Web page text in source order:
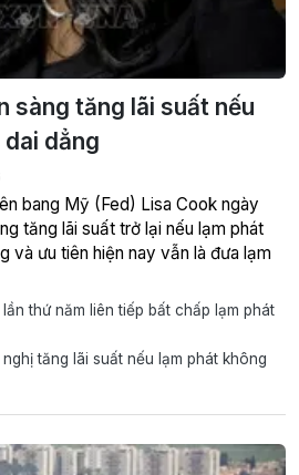
sàng tăng lãi suất nếu
dẳng
bang Mỹ (Fed) Lisa Cook ngày
tăng lãi suất trở lại nếu lạm phát
và ưu tiên hiện nay vẫn là đưa lạm
thứ năm liên tiếp bất chấp lạm phát
tăng lãi suất nếu lạm phát không